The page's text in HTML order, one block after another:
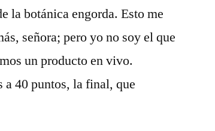
la botánica engorda. Esto me
señora; pero yo no soy el que
un producto en vivo.
a 40 puntos, la final, que